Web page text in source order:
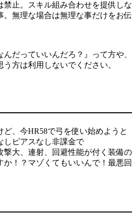
止。スキル組み合わせを提供しな
。無理な場合は無理な事だけをお伝
んだっていいんだろ？』って方や、
方は利用しないでください。
、今HR58で弓を使い始めようと
しピアスなし非課金で
撃大、連射、回避性能が付く装備の
か！？マゾくてもいいんで！最悪回